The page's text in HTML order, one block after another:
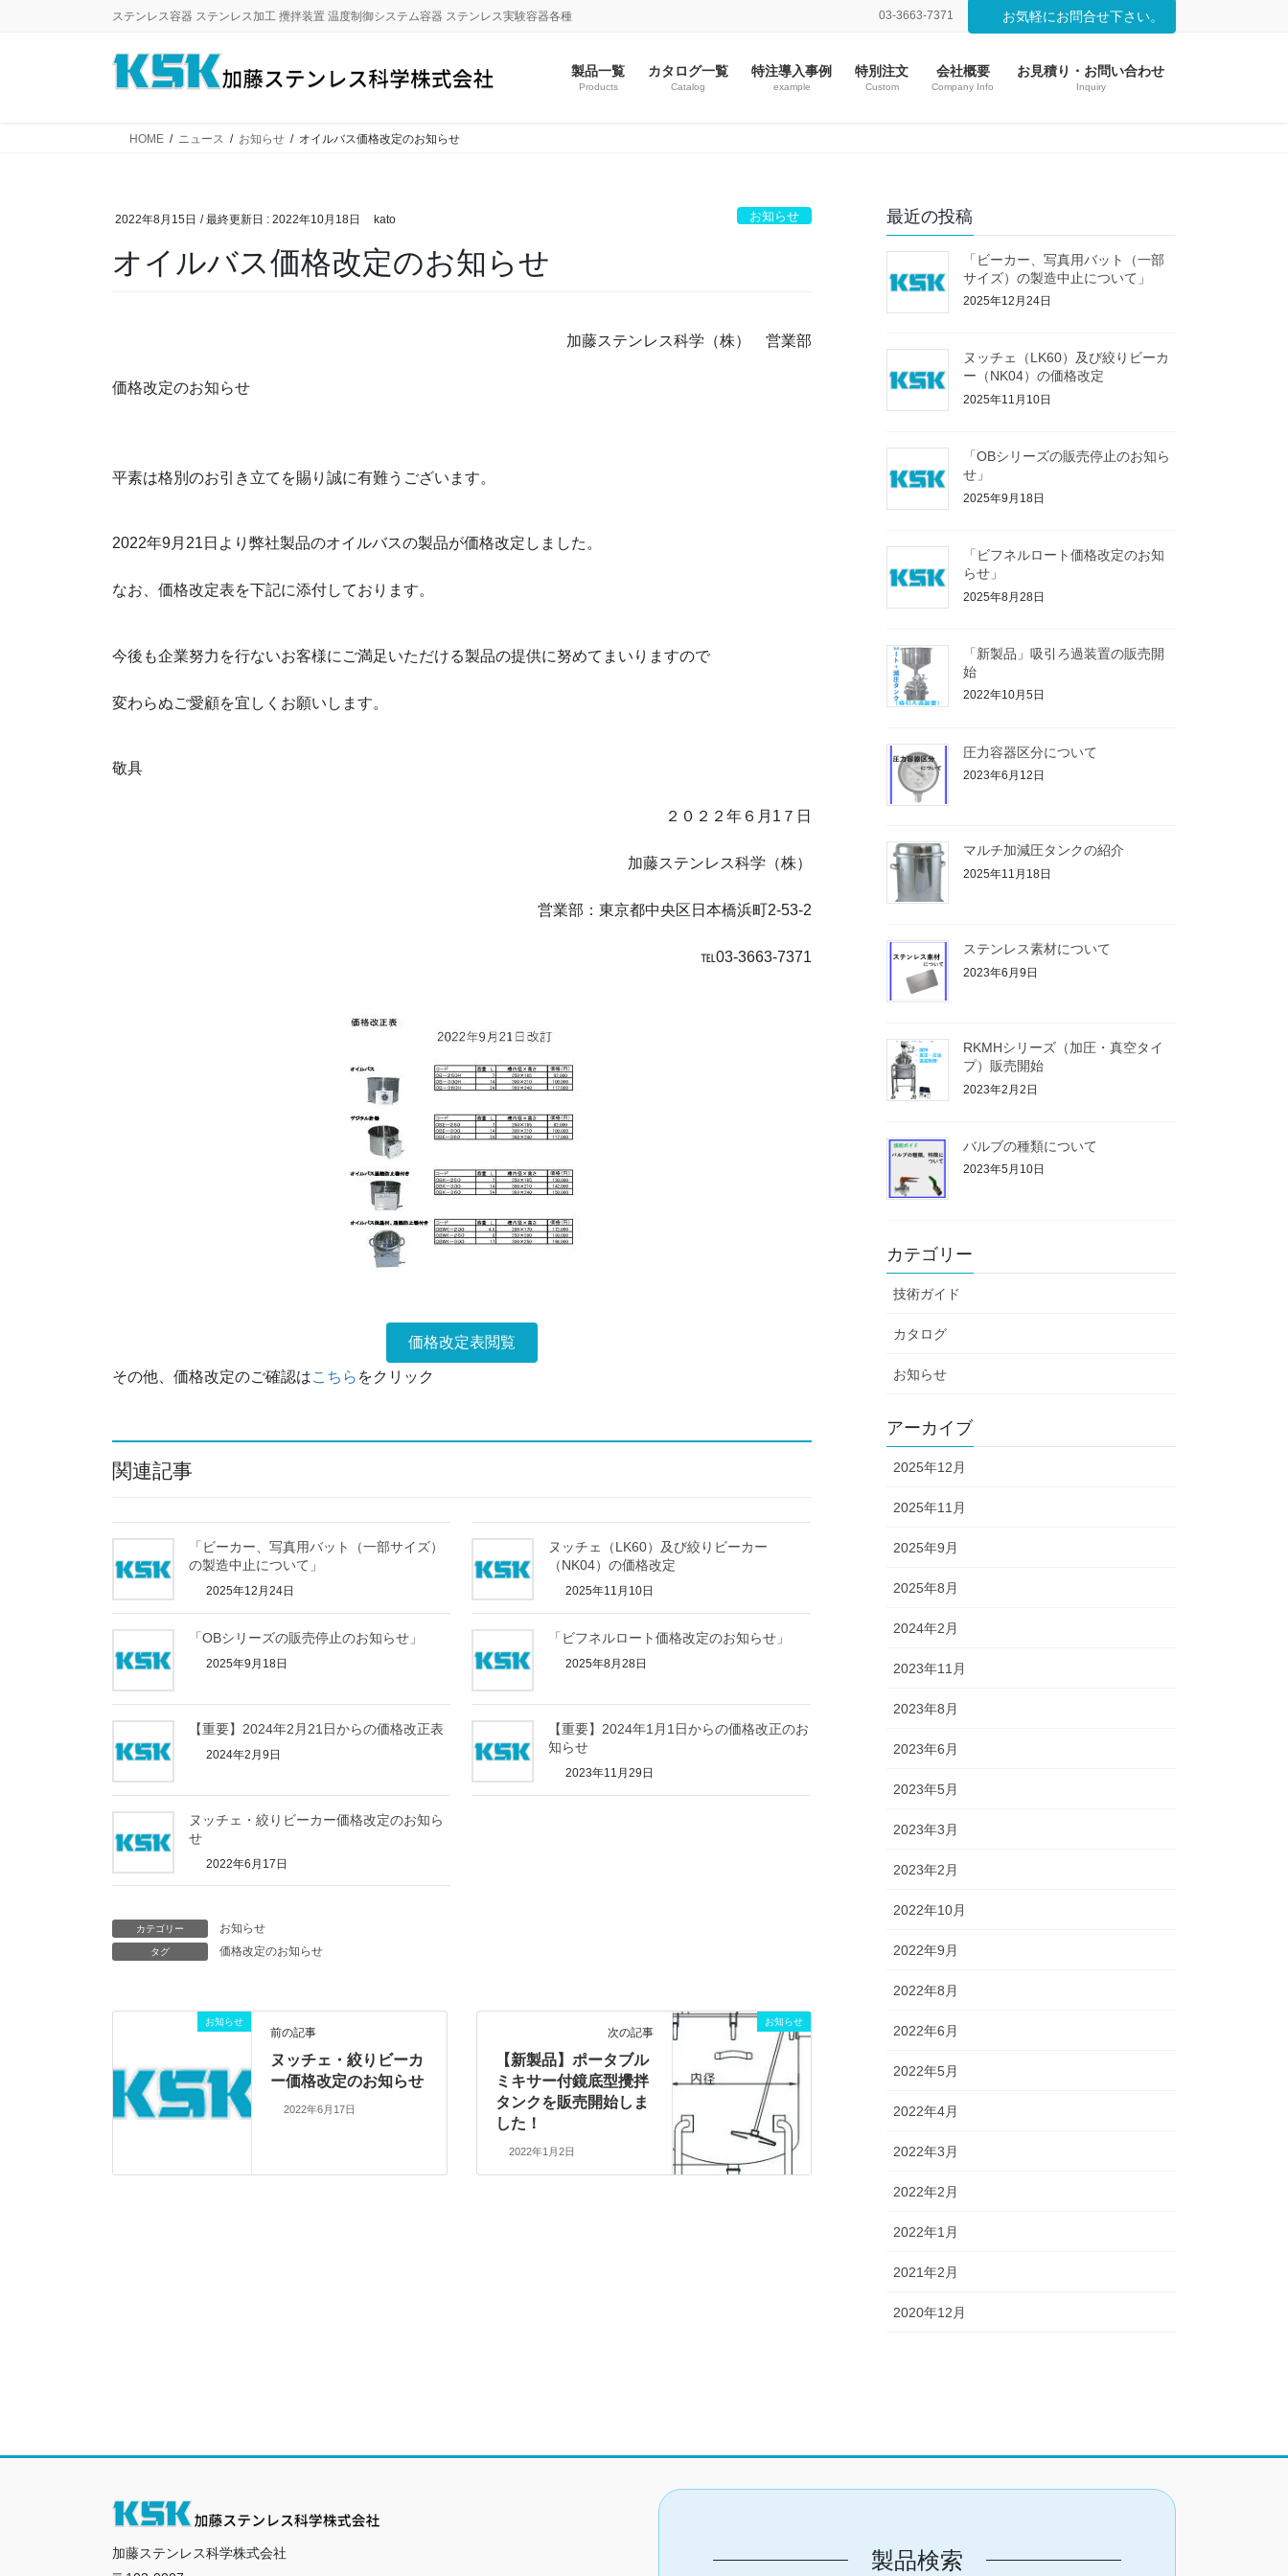
ステンレス容器 ステンレス加工 攪拌装置 温度制御システム容器 ステンレス実験容器各種 03-3663-7371 お気軽にお問合せ下さい。
製品一覧
Products
カタログ一覧
Catalog
特注導入事例
example
特別注文
Custom
会社概要
Company Info
お見積り・お問い合わせ
Inquiry
HOME ニュース お知らせ オイルバス価格改定のお知らせ
2022年8月15日 / 最終更新日 : 2022年10月18日 kato お知らせ
オイルバス価格改定のお知らせ
加藤ステンレス科学（株） 営業部
価格改定のお知らせ
平素は格別のお引き立てを賜り誠に有難うございます。
2022年9月21日より弊社製品のオイルバスの製品が価格改定しました。
なお、価格改定表を下記に添付しております。
今後も企業努力を行ないお客様にご満足いただける製品の提供に努めてまいりますので
変わらぬご愛顧を宜しくお願いします。
敬具
２０２２年６月1７日
加藤ステンレス科学（株）
営業部：東京都中央区日本橋浜町2-53-2
℡03-3663-7371
価格改定表閲覧
その他、価格改定のご確認はこちら をクリック
関連記事
「ビーカー、写真用バット（一部サイズ）
の製造中止について」
2025年12月24日
ヌッチェ（LK60）及び絞りビーカー
（NK04）の価格改定
2025年11月10日
「OBシリーズの販売停止のお知らせ」
2025年9月18日
「ビフネルロート価格改定のお知らせ」
2025年8月28日
【重要】2024年2月21日からの価格改正表
2024年2月9日
【重要】2024年1月1日からの価格改正のお
知らせ
2023年11月29日
ヌッチェ・絞りビーカー価格改定のお知ら
せ
2022年6月17日
カテゴリー お知らせ
タグ 価格改定のお知らせ
お知らせ
前の記事
ヌッチェ・絞りビーカ
ー価格改定のお知らせ
2022年6月17日
お知らせ
次の記事
【新製品】ポータブル
ミキサー付鏡底型攪拌
タンクを販売開始しま
した！
2022年1月2日
最近の投稿
「ビーカー、写真用バット（一部
サイズ）の製造中止について」
2025年12月24日
ヌッチェ（LK60）及び絞りビーカ
ー（NK04）の価格改定
2025年11月10日
「OBシリーズの販売停止のお知ら
せ」
2025年9月18日
「ビフネルロート価格改定のお知
らせ」
2025年8月28日
「新製品」吸引ろ過装置の販売開
始
2022年10月5日
圧力容器区分について
2023年6月12日
マルチ加減圧タンクの紹介
2025年11月18日
ステンレス素材について
2023年6月9日
RKMHシリーズ（加圧・真空タイ
プ）販売開始
2023年2月2日
バルブの種類について
2023年5月10日
カテゴリー
技術ガイド
カタログ
お知らせ
アーカイブ
2025年12月
2025年11月
2025年9月
2025年8月
2024年2月
2023年11月
2023年8月
2023年6月
2023年5月
2023年3月
2023年2月
2022年10月
2022年9月
2022年8月
2022年6月
2022年5月
2022年4月
2022年3月
2022年2月
2022年1月
2021年2月
2020年12月
加藤ステンレス科学株式会社
製品検索